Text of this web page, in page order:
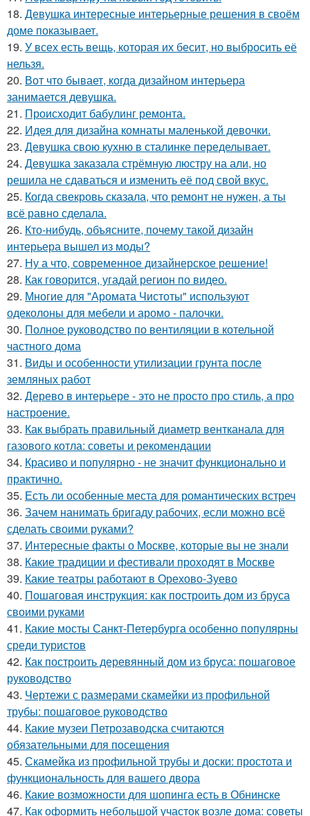
18. Девушка интересные интерьерные решения в своём
доме показывает.
19. У всех есть вещь, которая их бесит, но выбросить её
нельзя.
20. Вот что бывает, когда дизайном интерьера
занимается девушка.
21. Происходит бабулинг ремонта.
22. Идея для дизайна комнаты маленькой девочки.
23. Девушка свою кухню в сталинке переделывает.
24. Девушка заказала стрёмную люстру на али, но
решила не сдаваться и изменить её под свой вкус.
25. Когда свекровь сказала, что ремонт не нужен, а ты
всё равно сделала.
26. Кто-нибудь, объясните, почему такой дизайн
интерьера вышел из моды?
27. Ну а что, современное дизайнерское решение!
28. Как говорится, угадай регион по видео.
29. Многие для "Аромата Чистоты" используют
одеколоны для мебели и аромо - палочки.
30. Полное руководство по вентиляции в котельной
частного дома
31. Виды и особенности утилизации грунта после
земляных работ
32. Дерево в интерьере - это не просто про стиль, а про
настроение.
33. Как выбрать правильный диаметр вентканала для
газового котла: советы и рекомендации
34. Красиво и популярно - не значит функционально и
практично.
35. Есть ли особенные места для романтических встреч
36. Зачем нанимать бригаду рабочих, если можно всё
сделать своими руками?
37. Интересные факты о Москве, которые вы не знали
38. Какие традиции и фестивали проходят в Москве
39. Какие театры работают в Орехово-Зуево
40. Пошаговая инструкция: как построить дом из бруса
своими руками
41. Какие мосты Санкт-Петербурга особенно популярны
среди туристов
42. Как построить деревянный дом из бруса: пошаговое
руководство
43. Чертежи с размерами скамейки из профильной
трубы: пошаговое руководство
44. Какие музеи Петрозаводска считаются
обязательными для посещения
45. Скамейка из профильной трубы и доски: простота и
функциональность для вашего двора
46. Какие возможности для шопинга есть в Обнинске
47. Как оформить небольшой участок возле дома: советы